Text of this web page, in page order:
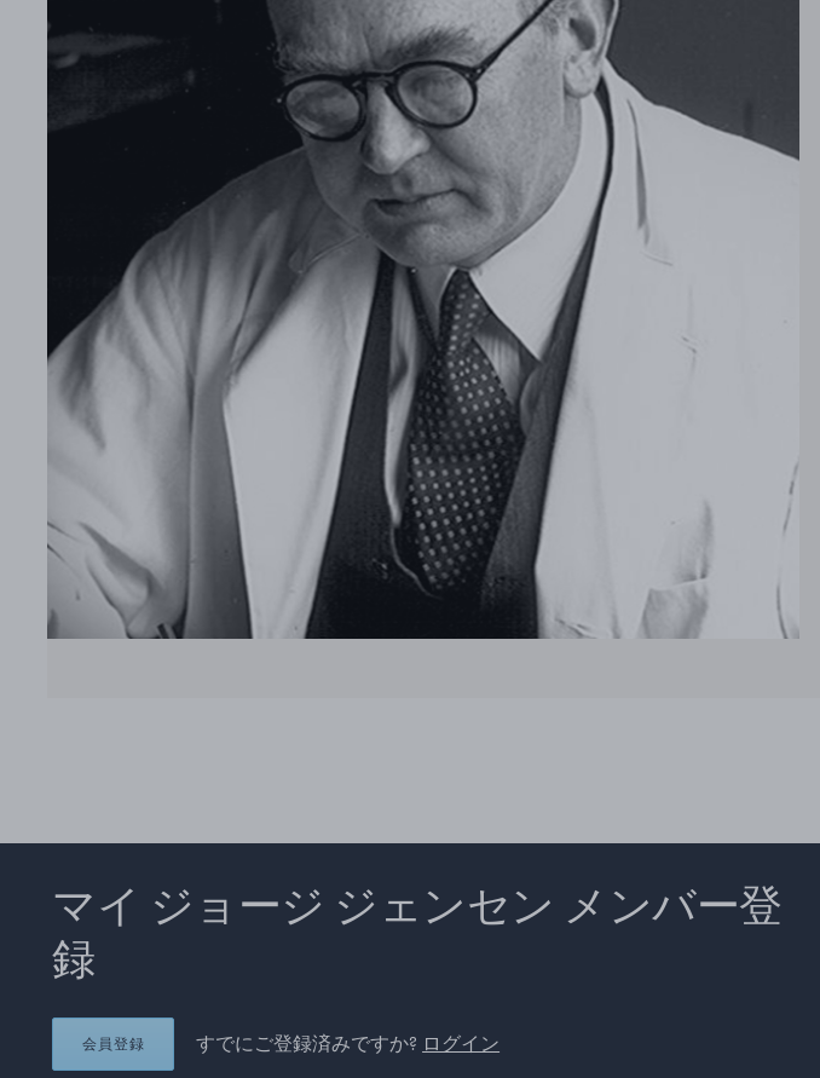
マイ ジョージ ジェンセン メンバー登
録
会員登録 すでにご登録済みですか? ログイン